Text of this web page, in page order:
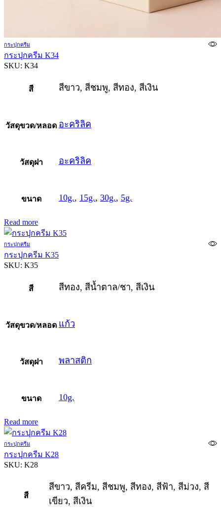
กระปุกครีม
กระปุกครีม K34
SKU: K34
สี สีขาว, สีชมพู, สีทอง, สีเงิน
วัสดุขวด/หลอด อะคริลิค
วัสดุฝา อะคริลิค
ขนาด 10g., 15g., 30g., 5g.
Read more
กระปุกครีม
กระปุกครีม K35
SKU: K35
สี สีทอง, สีน้ำตาล/ชา, สีเงิน
วัสดุขวด/หลอด แก้ว
วัสดุฝา พลาสติก
ขนาด 10g.
Read more
กระปุกครีม
กระปุกครีม K28
SKU: K28
สี
สีขาว, สีครีม, สีชมพู, สีทอง, สีฟ้า, สีม่วง, สี
เขียว, สีเงิน